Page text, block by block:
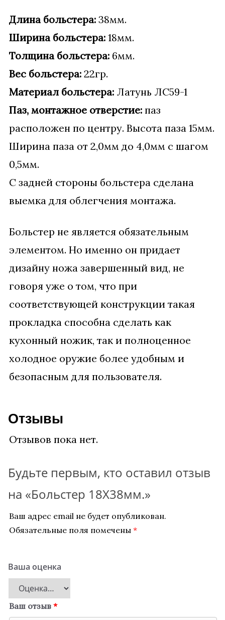
Длина больстера: 38мм.
Ширина больстера: 18мм.
Толщина больстера: 6мм.
Вес больстера: 22гр.
Материал больстера: Латунь ЛС59-1
Паз, монтажное отверстие: паз
расположен по центру. Высота паза 15мм.
Ширина паза от 2,0мм до 4,0мм с шагом
0,5мм.
С задней стороны больстера сделана
выемка для облегчения монтажа.
Больстер не является обязательным
элементом. Но именно он придает
дизайну ножа завершенный вид, не
говоря уже о том, что при
соответствующей конструкции такая
прокладка способна сделать как
кухонный ножик, так и полноценное
холодное оружие более удобным и
безопасным для пользователя.
Отзывы
Отзывов пока нет.
Будьте первым, кто оставил отзыв
на «Больстер 18Х38мм.»
Ваш адрес email не будет опубликован.
Обязательные поля помечены *
Ваша оценка
Ваш отзыв *